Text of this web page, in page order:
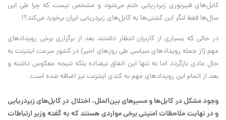
کابل‌های فیبر‌نوری زیردریایی ختم می‌شود و مشخص نیست که چرا طی این
سال‌ها فقط لنگر این کشتی‌ها به کابل‌های زیردریایی ایران برخورد می‌کند؟!
در حالی که بسیاری از کاربران انتظار داشتند بعد از برگزاری برخی رویدادهای
مهم (از جمله رویدادهای سیاسی طی روز‌های اخیر) در کشور سرعت اینترنت به
حال عادی بازگردد اما نه تنها این اتفاق نیفتاده بلکه نتیجه معکوس داشته و
بعد از اتمام این رویدادهای مهم به کندی اینترنت نیز اضافه شده است.
وجود مشکل در کابل‌ها و مسیرهای بین‌الملل، اختلال در کابل‌های زیردریایی
و در نهایت ملاحظات امنیتی برخی مواردی هستند که به گفته وزیر ارتباطات